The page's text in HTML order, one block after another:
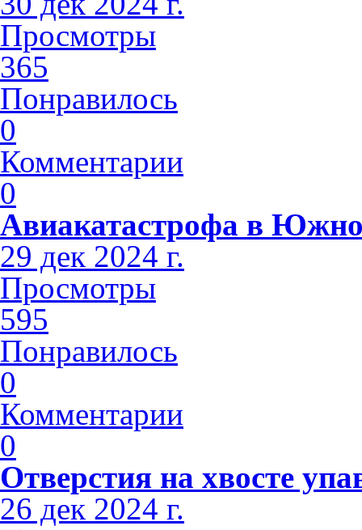
Просмотры
365
Понравилось
0
Комментарии
0
Авиакатастрофа в
29 дек 2024 г.
Просмотры
595
Понравилось
0
Комментарии
0
Отверстия на хвосте
26 дек 2024 г.